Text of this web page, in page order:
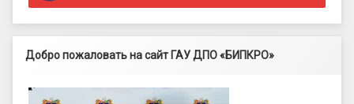
Добро пожаловать на сайт ГАУ ДПО «БИПКРО»